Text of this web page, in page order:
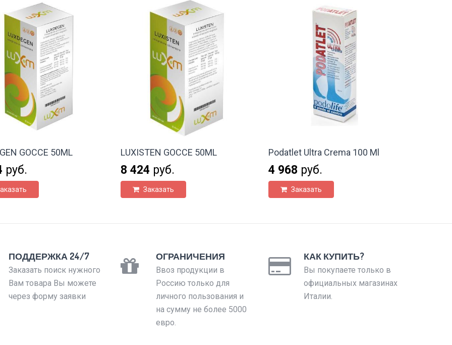
GOCCE 50ML
руб.
LUXISTEN GOCCE 50ML
8 424 руб.
Заказать
Podatlet Ultra Crema 100 Ml
4 968 руб.
Заказать
ПОДДЕРЖКА 24/7
Заказать поиск нужного
Вам товара Вы можете
через форму заявки
ОГРАНИЧЕНИЯ
Ввоз продукции в
Россию только для
личного пользования и
на сумму не более 5000
евро.
КАК КУПИТЬ?
Вы покупаете только в
официальных магазинах
Италии.